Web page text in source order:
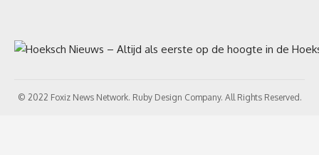
© 2022 Foxiz News Network. Ruby Design Company. All Rights Reserved.